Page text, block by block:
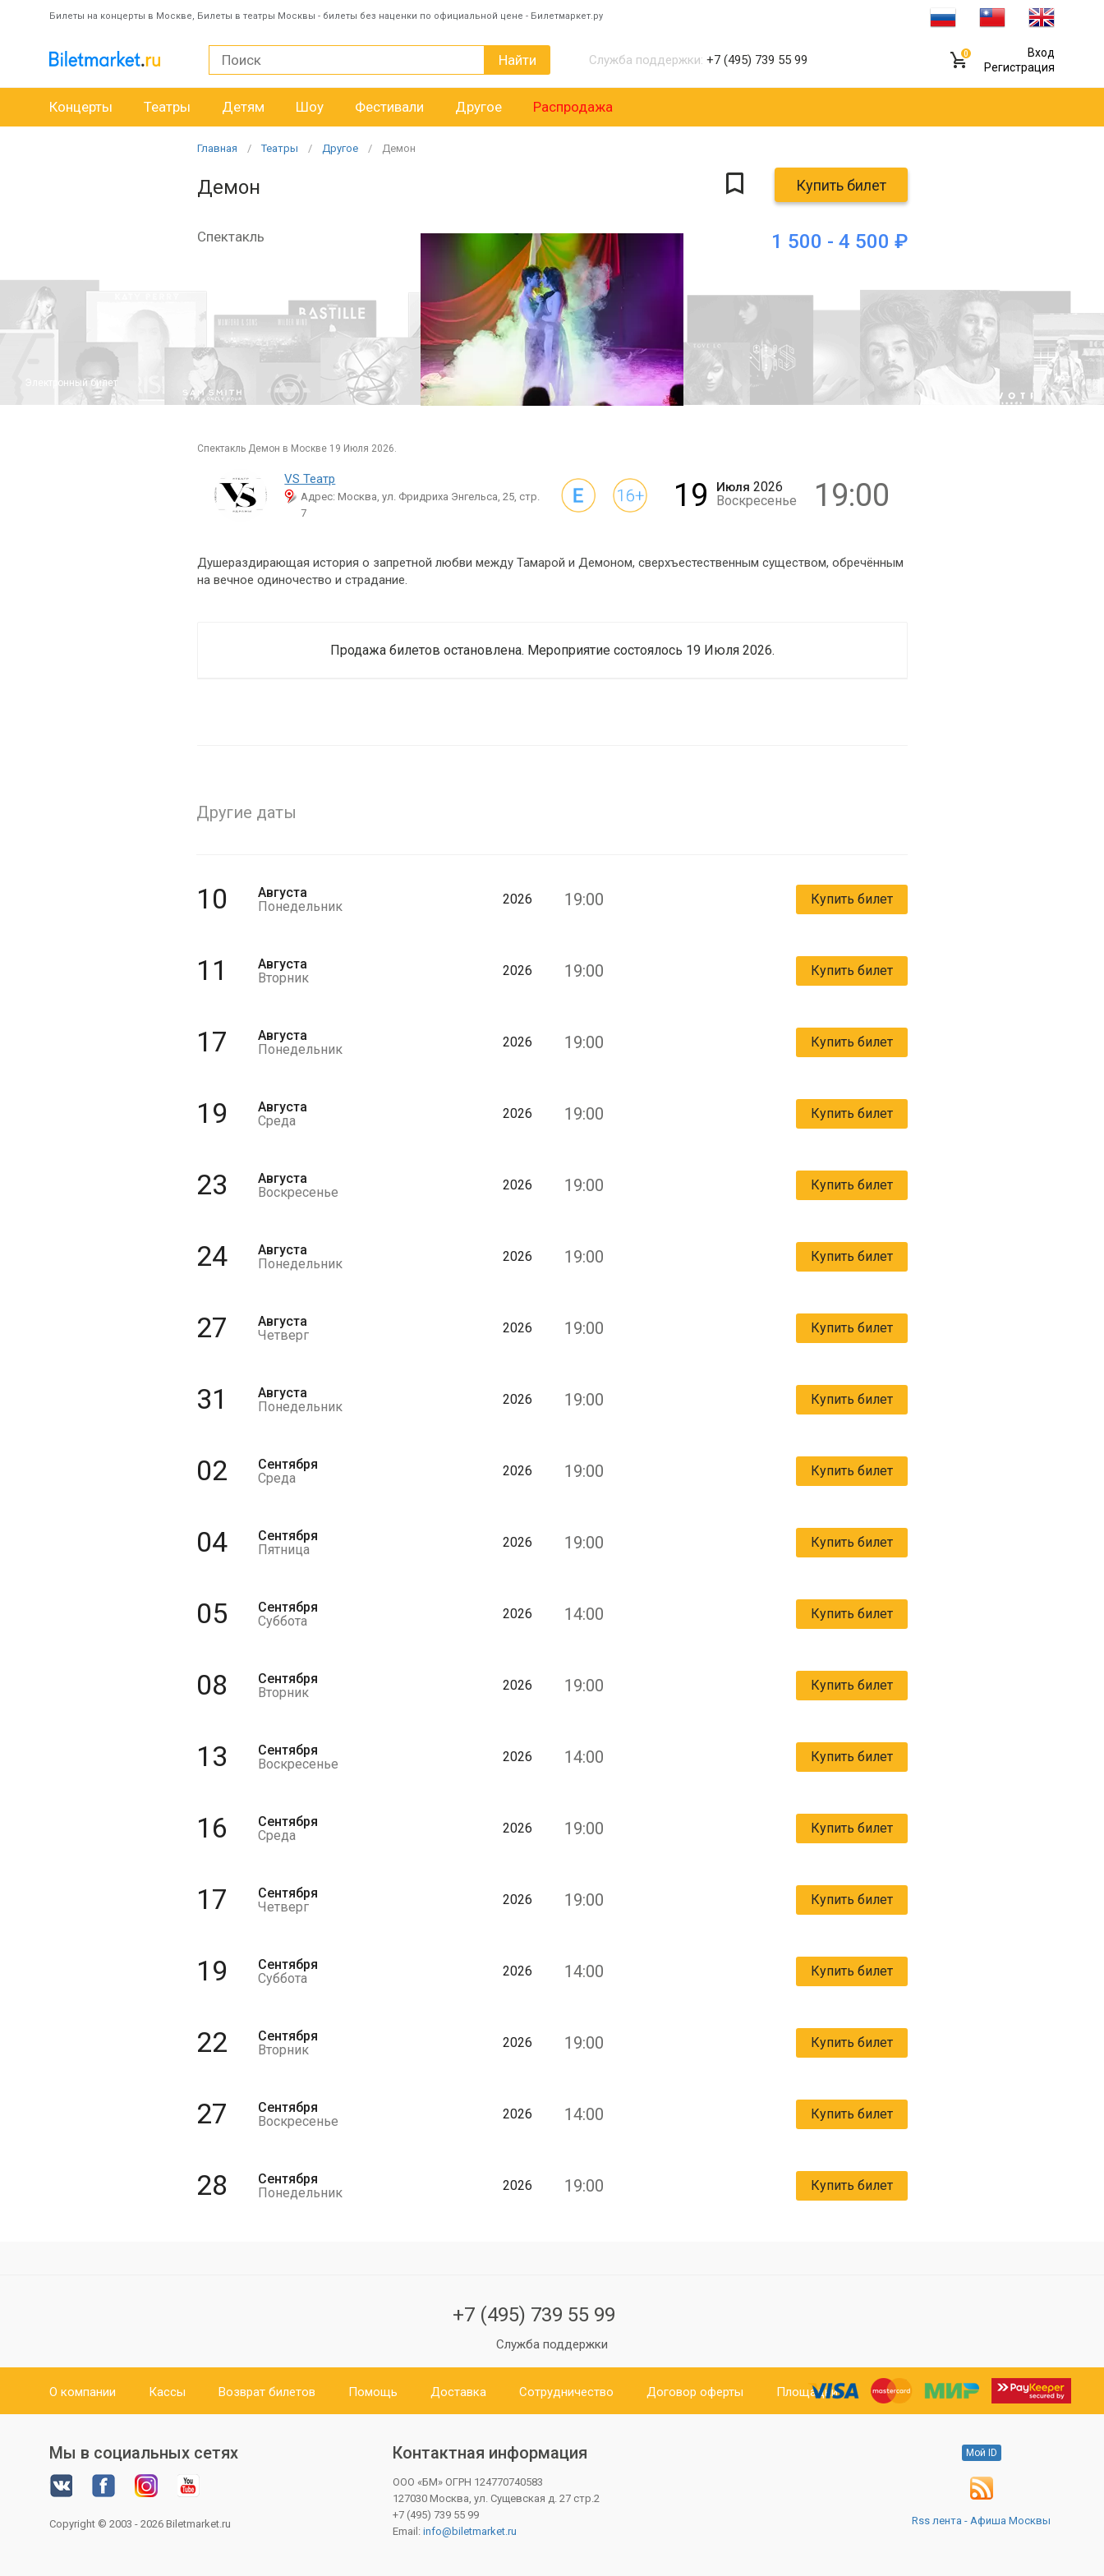
Билеты на концерты в Москве, Билеты в театры Москвы - билеты без наценки по официальной цене - Билетмаркет.ру
Найти Служба поддержки: +7 (495) 739 55 99 0
Вход
Регистрация
Концерты Театры Детям Шоу Фестивали Другое Распродажа
Главная Театры Другое Демон
Демон Купить билет
1 500 - 4 500 ₽
Спектакль
Электронный билет 16+
спектакль Демон в Москве 19 Июля 2026.
VS Театр
Адрес: Москва, ул. Фридриха Энгельса, 25, стр.
7
19 Июля 2026
Воскресенье
19:00
Душераздирающая история о запретной любви между Тамарой и Демоном, сверхъестественным существом, обречённым
на вечное одиночество и страдание.
Продажа билетов остановлена. Мероприятие состоялось 19 Июля 2026.
Другие даты
10
Августа
Понедельник
2026 19:00 Купить билет
11
Августа
Вторник
2026 19:00 Купить билет
17
Августа
Понедельник
2026 19:00 Купить билет
19
Августа
Среда
2026 19:00 Купить билет
23
Августа
Воскресенье
2026 19:00 Купить билет
24
Августа
Понедельник
2026 19:00 Купить билет
27
Августа
Четверг
2026 19:00 Купить билет
31
Августа
Понедельник
2026 19:00 Купить билет
02
Сентября
Среда
2026 19:00 Купить билет
04
Сентября
Пятница
2026 19:00 Купить билет
05
Сентября
Суббота
2026 14:00 Купить билет
08
Сентября
Вторник
2026 19:00 Купить билет
13
Сентября
Воскресенье
2026 14:00 Купить билет
16
Сентября
Среда
2026 19:00 Купить билет
17
Сентября
Четверг
2026 19:00 Купить билет
19
Сентября
Суббота
2026 14:00 Купить билет
22
Сентября
Вторник
2026 19:00 Купить билет
27
Сентября
Воскресенье
2026 14:00 Купить билет
28
Сентября
Понедельник
2026 19:00 Купить билет
+7 (495) 739 55 99
Служба поддержки
О компании Кассы Возврат билетов Помощь Доставка Сотрудничество Договор оферты Площадки
Мы в социальных сетях
Copyright © 2003 - 2026 Biletmarket.ru
Контактная информация
ООО «БМ» ОГРН 124770740583
127030 Москва, ул. Сущевская д. 27 стр.2
+7 (495) 739 55 99
Email: info@biletmarket.ru
Мой ID
Rss лента - Афиша Москвы